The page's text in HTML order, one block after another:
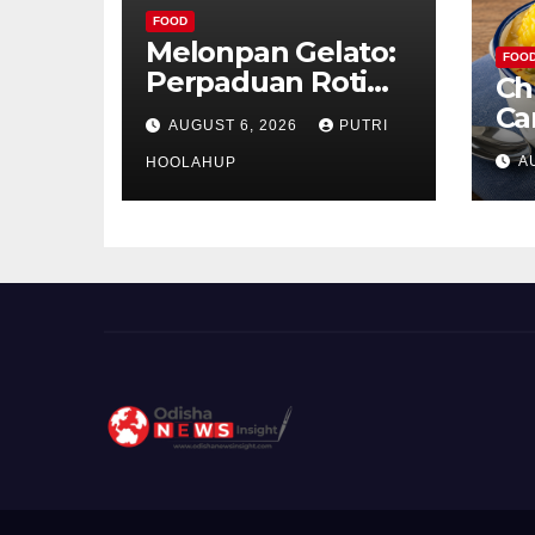
FOOD
Melonpan Gelato:
Perpaduan Roti
Renyah dan Es
Krim Lembut yang
Menggoda
AUGUST 6, 2026 PUTRI
HOOLAHUP